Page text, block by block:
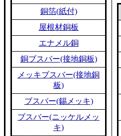
銅箔(紙付)
屋根材銅板
エナメル銅
銅ブスバー(接地銅板)
メッキブスバー(接地銅
板)
ブスバー(錫メッキ)
ブスバー(ニッケルメッ
キ)